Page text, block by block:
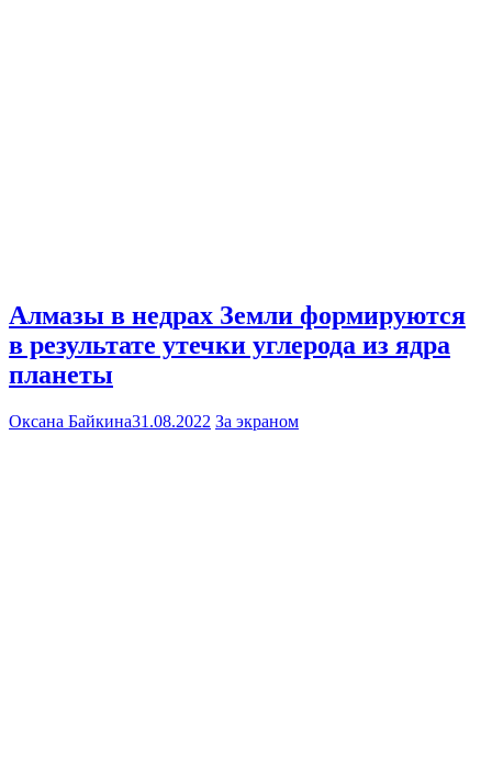
Алмазы в недрах Земли формируются
в результате утечки углерода из ядра
планеты
Оксана Байкина31.08.2022 За экраном